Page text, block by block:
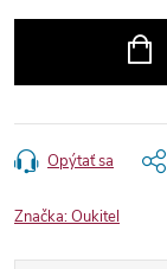
Opýtať sa
Značka:Oukitel